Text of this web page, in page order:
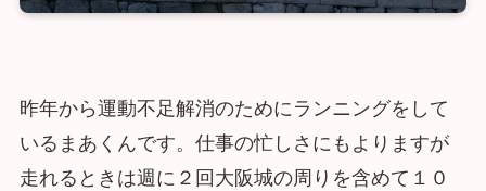
昨年から運動不足解消のためにランニングをして
いるまあくんです。仕事の忙しさにもよりますが
走れるときは週に２回大阪城の周りを含めて１０